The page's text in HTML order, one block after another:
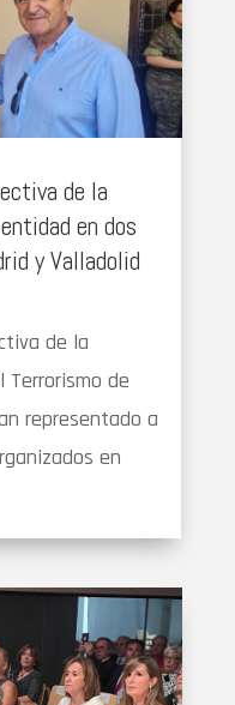
de la
en dos
y Valladolid
de la
Terrorismo de
representado a
en